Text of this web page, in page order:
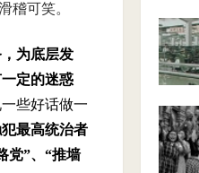
稽可笑。
为底层发
定的迷惑
些好话做一
最高统治者
党”、“推墙